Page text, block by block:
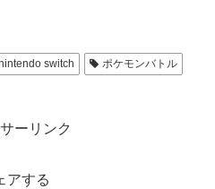
switch
ポケモンバトル
ーリンク
アする